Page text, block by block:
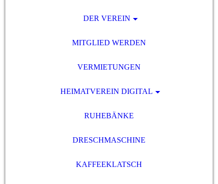
DER VEREIN
MITGLIED WERDEN
VERMIETUNGEN
HEIMATVEREIN DIGITAL
RUHEBÄNKE
DRESCHMASCHINE
KAFFEEKLATSCH